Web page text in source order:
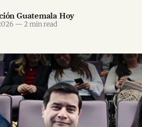
Guatemala Hoy
— 2 min read